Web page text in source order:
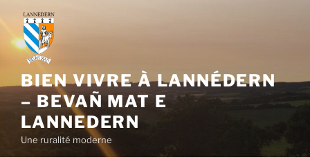
contenu
principal
BIEN VIVRE À LANNÉDERN
– BEVAÑ MAT E
LANNEDERN
Une ruralité moderne